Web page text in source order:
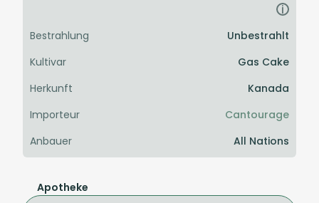
i
Bestrahlung
Unbestrahlt
Kultivar
Gas Cake
Herkunft
Kanada
Importeur
Cantourage
Anbauer
All Nations
Apotheke